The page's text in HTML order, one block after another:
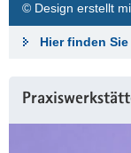
© Design erstellt
Hier finden